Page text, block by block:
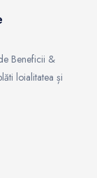
Beneficii &
loialitatea și